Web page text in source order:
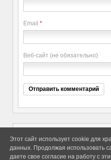
Email *
Веб-сайт (не обязательно)
Copyright elitethings. All Rights
Reserved.
Этот сайт использует cookie для
данных. Продолжая использовать
даете свое согласие на работу с